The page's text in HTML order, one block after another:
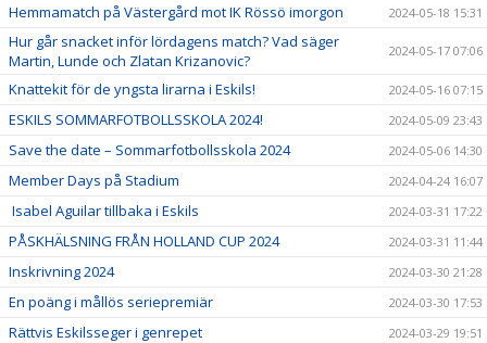
Hemmamatch på Västergård mot IK Rössö imorgon 2024-05-18 15:31
Hur går snacket inför lördagens match? Vad säger
Martin, Lunde och Zlatan Krizanovic?
2024-05-17 07:06
Knattekit för de yngsta lirarna i Eskils! 2024-05-16 07:15
ESKILS SOMMARFOTBOLLSSKOLA 2024! 2024-05-09 23:43
Save the date – Sommarfotbollsskola 2024 2024-05-06 14:30
Member Days på Stadium 2024-04-24 16:07
Isabel Aguilar tillbaka i Eskils 2024-03-31 17:22
PÅSKHÄLSNING FRÅN HOLLAND CUP 2024 2024-03-31 11:44
Inskrivning 2024 2024-03-30 21:28
En poäng i mållös seriepremiär 2024-03-30 17:53
Rättvis Eskilsseger i genrepet 2024-03-29 19:51